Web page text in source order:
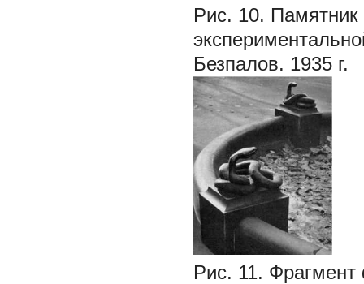
Рис. 10. Памятник
Безпалов. 1935 г.
Рис. 11.